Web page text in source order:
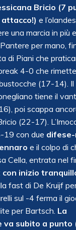
Bricio (7
e
una marcia in più e
per mano,
di Piani che
4-0 che
(17-14). Il
tiene il
poi scappa
(22-17).
19 con due
e il colpo di
Cella, entrata nel
con inizio
fast di De Kruijf
sul -4 ferma il
per Bartsch. La
subito a punto